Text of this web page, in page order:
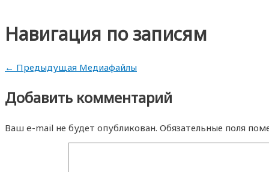
Навигация по записям
← Предыдущая Медиафайлы
Добавить комментарий
Ваш e-mail не будет опубликован. Обязательные поля